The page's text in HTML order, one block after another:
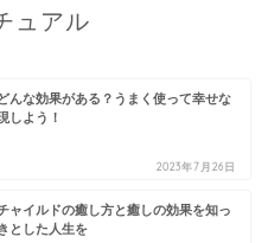
ュアル
んな効果がある？うまく使って幸せな
しよう！
2023年7月26日
ャイルドの癒し方と癒しの効果を知っ
とした人生を